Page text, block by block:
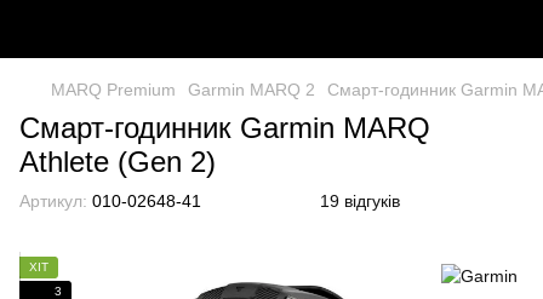
MARQ Premium Garmin MARQ 2 Смарт-годинник Garmin
Смарт-годинник Garmin MARQ
Athlete (Gen 2)
Артикул: 010-02648-41 19 відгуків
ХІТ
3